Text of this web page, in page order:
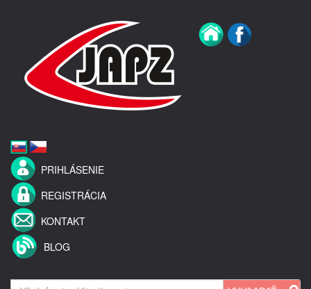
PRIHLÁSENIE
REGISTRÁCIA
KONTAKT
BLOG